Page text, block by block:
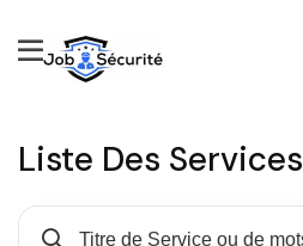
Liste Des Services